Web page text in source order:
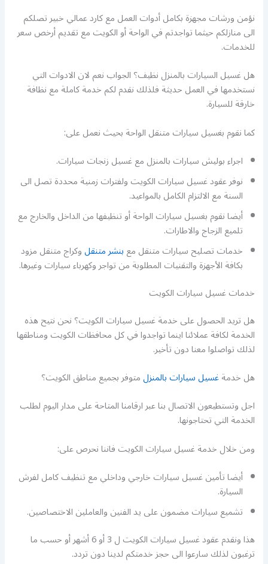
نؤمن ورشات مجهزة بكامل أدوات العمل مع كارد عمالي خبير تصلكم
الى منازلكم حيثما تواجدتم في الواحة أو الكويت مع تقديم أرخص سعر
للخدمات.
هل غسيل السيارات بالمنزل نظيف؟ الجواب نعم لان الادوات التي
نستخدمها في العمل حديثة فلذلك نقدم لكم خدمة كاملة مع نظافة
خارقة للسيارة.
كما نقوم بغسيل سيارات متنقل الواحة بحيث نعمل على:
اجراء بوليش سيارات بالمنزل مع غسيل زنجات سيارات.
نوفر عقود غسيل سيارات الكويت ولفترات زمنية محددة تصل الى
السنة مع الالتزام الكامل بالمواعيد.
أيضا نقوم بغسيل سيارات الواحة أو تنظيفها من الداخل والخارج مع
تلميع الزجاج والاطارات.
خدمات تصليح سيارات متنقل معبنشر متنقلوكراج متنقل مزود
بكافة الأجهزة والتقنيات المطلوبة من تواجر وكهرباء سيارات وغيرها.
خدمات غسيل سيارات الكويت
هل تريد الحصول على خدمة غسيل سيارات الكويت؟ نحن نتيح هذه
الخدمة لكافة عملائنا اينما تواجدوا في كل محافظات الكويت ومناطقها
لذلك تواصلوا معنا دون تأخير.
هل خدمةغسيل سيارات بالمنزلمتوفر بجميع مناطق الكويت؟
اجل وتستطيعون الاتصال بنا عبر ارقامنا المتاحة على مدار اليوم لطلب
الخدمة التي تحتاجونها.
ومن خلال خدمة غسيل سيارات الكويت فاننا نحرص على:
أيضا تأمين غسيل سيارات خارجي وداخلي مع تنظيف كامل لفرش
السيارة.
تشميع سيارات مضمون على يد الفنين والعاملين الاختصاصين.
هذا ونقدم عقود غسيل سيارات الكويت ل 3 أو 6 أشهر أو حسب ما
ترغبون لذلك سارعوا الى حجز خدمتكم لدينا دون تردد.